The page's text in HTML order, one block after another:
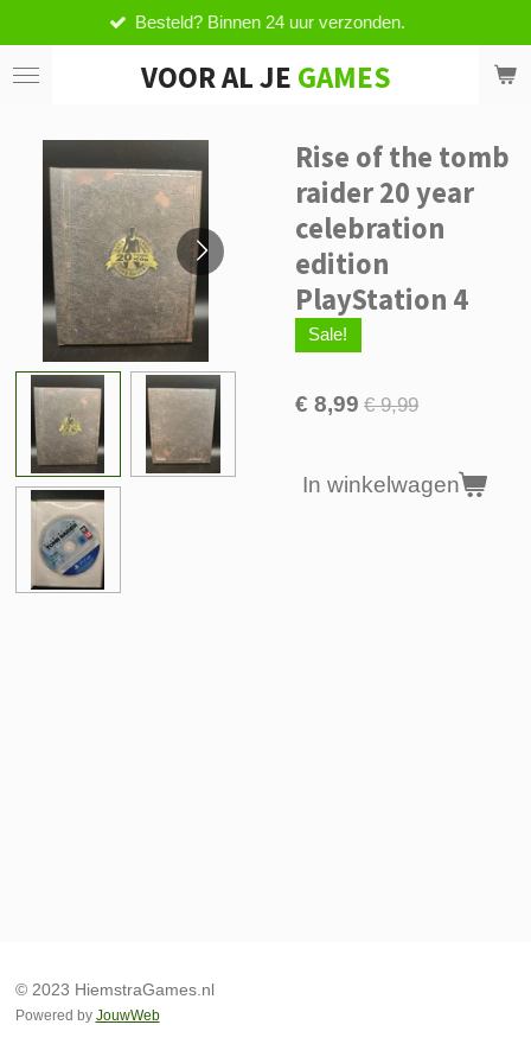
direct
naar
VOOR AL JE GAMES
Besteld? Binnen 24 uur verzonden.
Rise of the tomb
raider 20 year
celebration
edition
PlayStation 4
Sale!
€ 8,99 € 9,99
In winkelwagen
© 2023 HiemstraGames.nl
Powered by JouwWeb